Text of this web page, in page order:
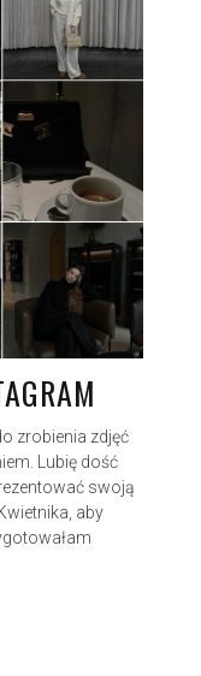
zrobienia zdjęć
Lubię dość
swoją
aby